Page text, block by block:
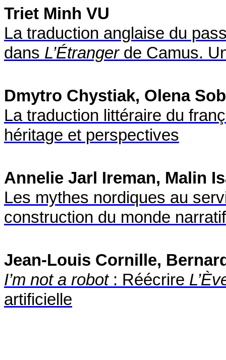
Triet Minh VU
La traduction anglaise du
dans L’Étrangerde Camus.
Dmytro Chystiak, Olena
La traduction littéraire du
héritage et perspectives
Annelie Jarl Ireman, Malin
Les mythes nordiques au
construction du monde
Jean-Louis Cornille,
I’m not a robot: Réécrire
artificielle